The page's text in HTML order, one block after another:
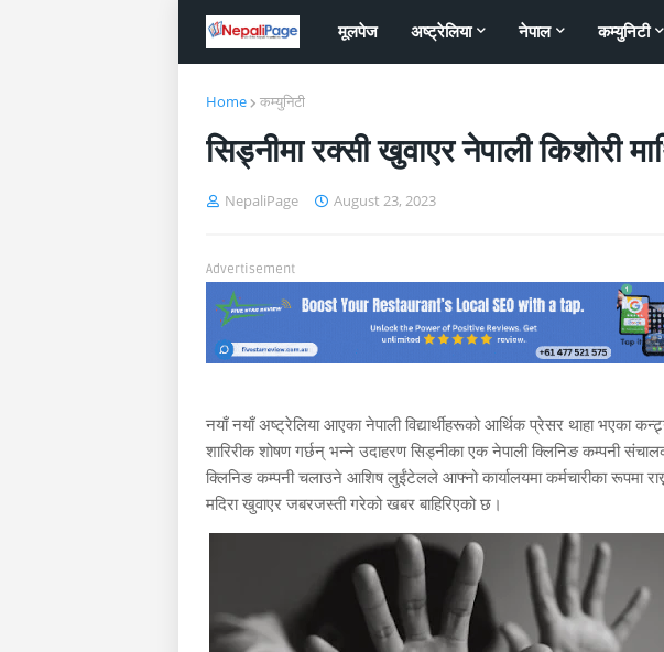
मूलपेज अष्ट्रेलिया नेपाल कम्युनिटी
Home कम्युनिटी
सिड्नीमा रक्सी खुवाएर नेपाली किशोरी
NepaliPage August 23, 2023
Advertisement
नयाँ नयाँ अष्ट्रेलिया आएका नेपाली विद्यार्थीहरूको आर्थिक प्रेसर थाहा भएका
शारिरीक शोषण गर्छन् भन्ने उदाहरण सिड्नीका एक नेपाली क्लिनिङ कम्पनी
क्लिनिङ कम्पनी चलाउने आशिष लुईंटेलले आफ्नो कार्यालयमा कर्मचारीका रूपमा
मदिरा खुवाएर जबरजस्ती गरेको खबर बाहिरिएको छ।